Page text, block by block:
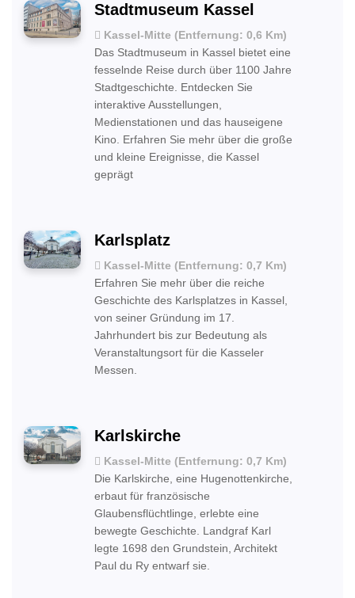
Stadtmuseum Kassel
Kassel-Mitte (Entfernung: 0,6 Km)
Das Stadtmuseum in Kassel bietet eine
fesselnde Reise durch über 1100 Jahre
Stadtgeschichte. Entdecken Sie
interaktive Ausstellungen,
Medienstationen und das hauseigene
Kino. Erfahren Sie mehr über die große
und kleine Ereignisse, die Kassel
geprägt
Karlsplatz
Kassel-Mitte (Entfernung: 0,7 Km)
Erfahren Sie mehr über die reiche
Geschichte des Karlsplatzes in Kassel,
von seiner Gründung im 17.
Jahrhundert bis zur Bedeutung als
Veranstaltungsort für die Kasseler
Messen.
Karlskirche
Kassel-Mitte (Entfernung: 0,7 Km)
Die Karlskirche, eine Hugenottenkirche,
erbaut für französische
Glaubensflüchtlinge, erlebte eine
bewegte Geschichte. Landgraf Karl
legte 1698 den Grundstein, Architekt
Paul du Ry entwarf sie.